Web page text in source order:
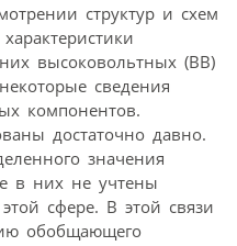
структур и схем
высоковольтных (ВВ)
сведения
компонентов.
достаточно давно.
значения
в них не учтены
сфере. В этой связи
обобщающего